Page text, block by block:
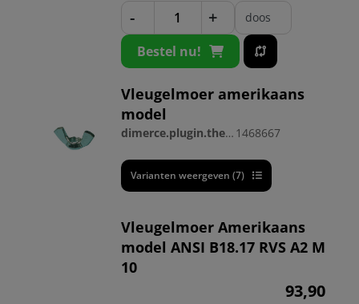
- + doos
Bestel nu!
Vleugelmoer amerikaans
model
dimerce.plugin.theme.productnr: 1468667
Varianten weergeven (7)
Vleugelmoer Amerikaans
model ANSI B18.17 RVS A2 M
10
93,90